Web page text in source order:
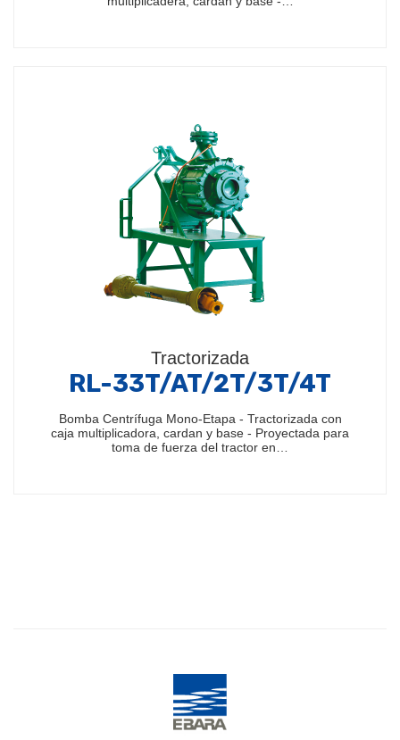
Tractorizada
RL-33T/AT/2T/3T/4T
Bomba Centrífuga Mono-Etapa - Tractorizada con
caja multiplicadora, cardan y base - Proyectada para
toma de fuerza del tractor en…